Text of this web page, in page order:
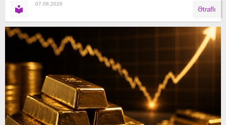
07.08.2026
Ətraflı